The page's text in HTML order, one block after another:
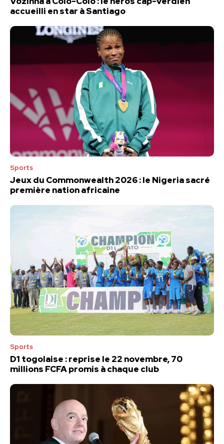
accueilli en star à Santiago
Sports
Jeux du Commonwealth 2026 : le Nigeria sacré
première nation africaine
Sports
D1 togolaise : reprise le 22 novembre, 70
millions FCFA promis à chaque club